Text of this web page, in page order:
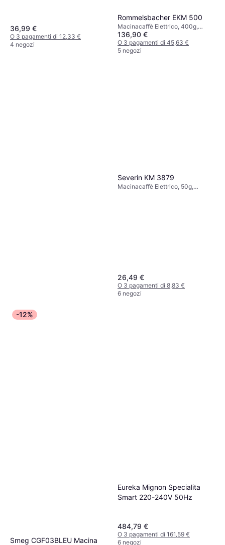
36,99 €
O 3 pagamenti di 12,33 €
4 negozi
Rommelsbacher EKM 500
Macinacaffè Elettrico, 400g,
Display, Espresso, Timer,
Macinatura regolabile
136,90 €
O 3 pagamenti di 45,63 €
5 negozi
LeLit Macinacaffè Elettrico
Con Macine Coniche Potenza
Severin KM 3879
Macinacaffè Elettrico, 50g,
26,49 €
O 3 pagamenti di 8,83 €
6 negozi
-12%
Smeg CGF03BLEU Macina
Eureka Mignon Specialita
Smart 220-240V 50Hz
484,79 €
O 3 pagamenti di 161,59 €
6 negozi